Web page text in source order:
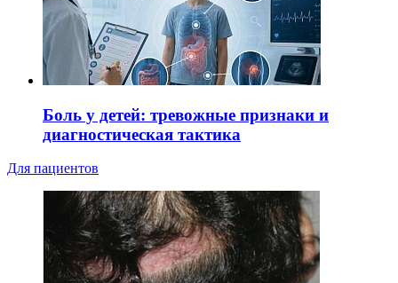
Боль у детей: тревожные признаки и
диагностическая тактика
Для пациентов